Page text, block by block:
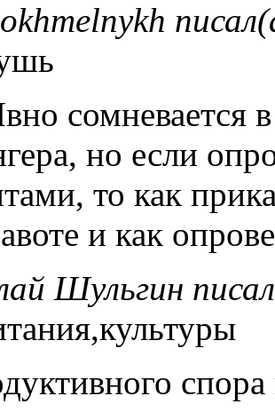
сомневается
но если
то как
и как
Шульгин